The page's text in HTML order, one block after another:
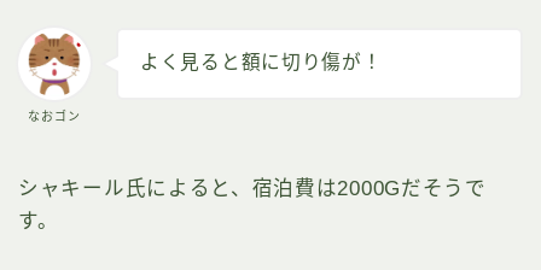
なおゴン
よく見ると額に切り傷が！
シャキール氏によると、宿泊費は2000Gだそうで
す。